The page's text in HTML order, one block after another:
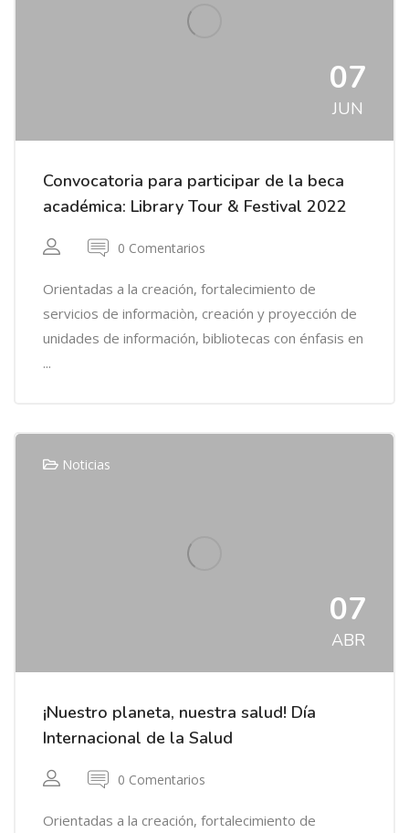
07
JUN
Convocatoria para participar de la beca
académica: Library Tour & Festival 2022
0 Comentarios
Orientadas a la creación, fortalecimiento de
servicios de informaciòn, creación y proyección de
unidades de información, bibliotecas con énfasis en
...
Noticias
07
ABR
¡Nuestro planeta, nuestra salud! Día
Internacional de la Salud
0 Comentarios
Orientadas a la creación, fortalecimiento de